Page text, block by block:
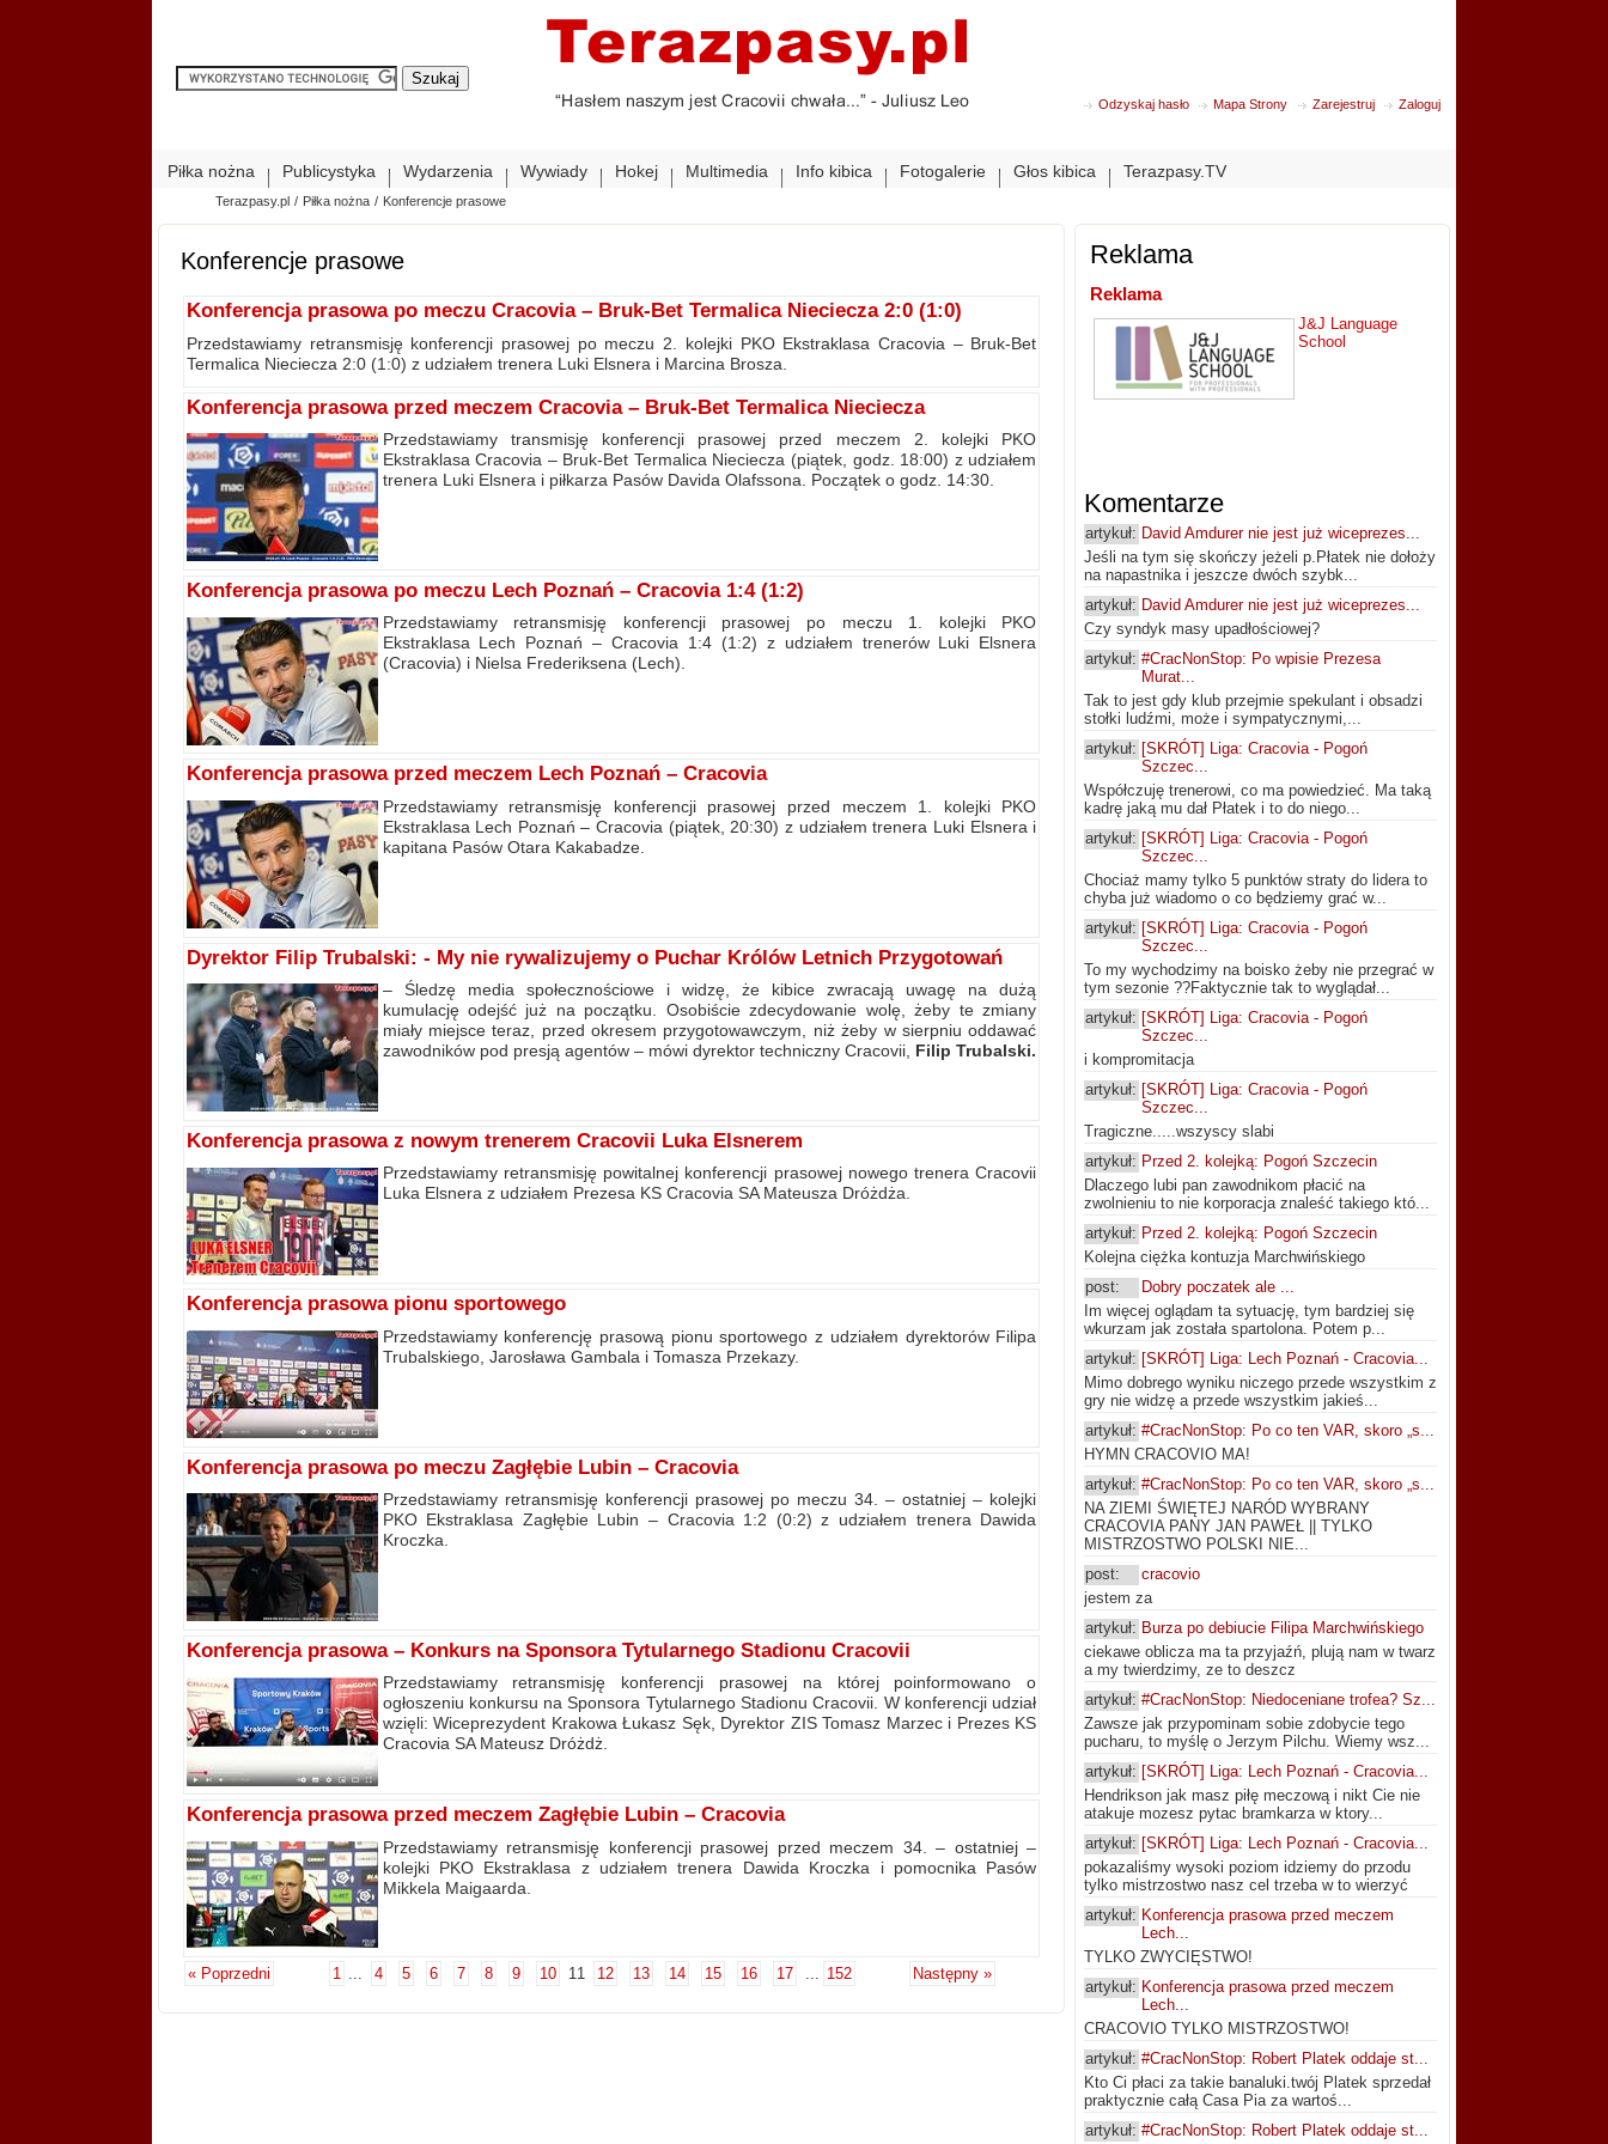
Odzyskaj hasło Mapa Strony Zarejestruj Zaloguj
Piłka nożna Publicystyka Wydarzenia Wywiady Hokej Multimedia Info kibica Fotogalerie Głos kibica Terazpasy.TV
Terazpasy.pl / Piłka nożna / Konferencje prasowe
Konferencje prasowe
Konferencja prasowa po meczu Cracovia – Bruk-Bet Termalica Nieciecza 2:0 (1:0)
Przedstawiamy retransmisję konferencji prasowej po meczu 2. kolejki PKO Ekstraklasa Cracovia – Bruk-Bet
Termalica Nieciecza 2:0 (1:0) z udziałem trenera Luki Elsnera i Marcina Brosza.
Konferencja prasowa przed meczem Cracovia – Bruk-Bet Termalica Nieciecza
Przedstawiamy transmisję konferencji prasowej przed meczem 2. kolejki PKO
Ekstraklasa Cracovia – Bruk-Bet Termalica Nieciecza (piątek, godz. 18:00) z udziałem
trenera Luki Elsnera i piłkarza Pasów Davida Olafssona. Początek o godz. 14:30.
Konferencja prasowa po meczu Lech Poznań – Cracovia 1:4 (1:2)
Przedstawiamy retransmisję konferencji prasowej po meczu 1. kolejki PKO
Ekstraklasa Lech Poznań – Cracovia 1:4 (1:2) z udziałem trenerów Luki Elsnera
(Cracovia) i Nielsa Frederiksena (Lech).
Konferencja prasowa przed meczem Lech Poznań – Cracovia
Przedstawiamy retransmisję konferencji prasowej przed meczem 1. kolejki PKO
Ekstraklasa Lech Poznań – Cracovia (piątek, 20:30) z udziałem trenera Luki Elsnera i
kapitana Pasów Otara Kakabadze.
Dyrektor Filip Trubalski: - My nie rywalizujemy o Puchar Królów Letnich Przygotowań
– Śledzę media społecznościowe i widzę, że kibice zwracają uwagę na dużą
kumulację odejść już na początku. Osobiście zdecydowanie wolę, żeby te zmiany
miały miejsce teraz, przed okresem przygotowawczym, niż żeby w sierpniu oddawać
zawodników pod presją agentów – mówi dyrektor techniczny Cracovii, Filip Trubalski.
Konferencja prasowa z nowym trenerem Cracovii Luka Elsnerem
Przedstawiamy retransmisję powitalnej konferencji prasowej nowego trenera Cracovii
Luka Elsnera z udziałem Prezesa KS Cracovia SA Mateusza Dróżdża.
Konferencja prasowa pionu sportowego
Przedstawiamy konferencję prasową pionu sportowego z udziałem dyrektorów Filipa
Trubalskiego, Jarosława Gambala i Tomasza Przekazy.
Konferencja prasowa po meczu Zagłębie Lubin – Cracovia
Przedstawiamy retransmisję konferencji prasowej po meczu 34. – ostatniej – kolejki
PKO Ekstraklasa Zagłębie Lubin – Cracovia 1:2 (0:2) z udziałem trenera Dawida
Kroczka.
Konferencja prasowa – Konkurs na Sponsora Tytularnego Stadionu Cracovii
Przedstawiamy retransmisję konferencji prasowej na której poinformowano o
ogłoszeniu konkursu na Sponsora Tytularnego Stadionu Cracovii. W konferencji udział
wzięli: Wiceprezydent Krakowa Łukasz Sęk, Dyrektor ZIS Tomasz Marzec i Prezes KS
Cracovia SA Mateusz Dróżdż.
Konferencja prasowa przed meczem Zagłębie Lubin – Cracovia
Przedstawiamy retransmisję konferencji prasowej przed meczem 34. – ostatniej –
kolejki PKO Ekstraklasa z udziałem trenera Dawida Kroczka i pomocnika Pasów
Mikkela Maigaarda.
« Poprzedni Następny »
1 ... 4 5 6 7 8 9 10 11 12 13 14 15 16 17 ... 152
Reklama
Reklama
J&J Language
School
Komentarze
artykuł: David Amdurer nie jest już wiceprezes...
Jeśli na tym się skończy jeżeli p.Płatek nie dołoży
na napastnika i jeszcze dwóch szybk...
artykuł: David Amdurer nie jest już wiceprezes...
Czy syndyk masy upadłościowej?
artykuł: #CracNonStop: Po wpisie Prezesa
Murat...
Tak to jest gdy klub przejmie spekulant i obsadzi
stołki ludźmi, może i sympatycznymi,...
artykuł: [SKRÓT] Liga: Cracovia - Pogoń
Szczec...
Współczuję trenerowi, co ma powiedzieć. Ma taką
kadrę jaką mu dał Płatek i to do niego...
artykuł: [SKRÓT] Liga: Cracovia - Pogoń
Szczec...
Chociaż mamy tylko 5 punktów straty do lidera to
chyba już wiadomo o co będziemy grać w...
artykuł: [SKRÓT] Liga: Cracovia - Pogoń
Szczec...
To my wychodzimy na boisko żeby nie przegrać w
tym sezonie ??Faktycznie tak to wyglądał...
artykuł: [SKRÓT] Liga: Cracovia - Pogoń
Szczec...
i kompromitacja
artykuł: [SKRÓT] Liga: Cracovia - Pogoń
Szczec...
Tragiczne.....wszyscy slabi
artykuł: Przed 2. kolejką: Pogoń Szczecin
Dlaczego lubi pan zawodnikom płacić na
zwolnieniu to nie korporacja znaleść takiego któ...
artykuł: Przed 2. kolejką: Pogoń Szczecin
Kolejna ciężka kontuzja Marchwińskiego
post:
Dobry poczatek ale ...
Im więcej oglądam ta sytuację, tym bardziej się
wkurzam jak została spartolona. Potem p...
artykuł: [SKRÓT] Liga: Lech Poznań - Cracovia...
Mimo dobrego wyniku niczego przede wszystkim z
gry nie widzę a przede wszystkim jakieś...
artykuł: #CracNonStop: Po co ten VAR, skoro „s...
HYMN CRACOVIO MA!
artykuł: #CracNonStop: Po co ten VAR, skoro „s...
NA ZIEMI ŚWIĘTEJ NARÓD WYBRANY
CRACOVIA PANY JAN PAWEŁ || TYLKO
MISTRZOSTWO POLSKI NIE...
post:
cracovio
jestem za
artykuł: Burza po debiucie Filipa Marchwińskiego
ciekawe oblicza ma ta przyjaźń, plują nam w twarz
a my twierdzimy, ze to deszcz
artykuł: #CracNonStop: Niedoceniane trofea? Sz...
Zawsze jak przypominam sobie zdobycie tego
pucharu, to myślę o Jerzym Pilchu. Wiemy wsz...
artykuł: [SKRÓT] Liga: Lech Poznań - Cracovia...
Hendrikson jak masz piłę meczową i nikt Cie nie
atakuje mozesz pytac bramkarza w ktory...
artykuł: [SKRÓT] Liga: Lech Poznań - Cracovia...
pokazaliśmy wysoki poziom idziemy do przodu
tylko mistrzostwo nasz cel trzeba w to wierzyć
artykuł: Konferencja prasowa przed meczem
Lech...
TYLKO ZWYCIĘSTWO!
artykuł: Konferencja prasowa przed meczem
Lech...
CRACOVIO TYLKO MISTRZOSTWO!
artykuł: #CracNonStop: Robert Platek oddaje st...
Kto Ci płaci za takie banaluki.twój Platek sprzedał
praktycznie całą Casa Pia za wartoś...
artykuł: #CracNonStop: Robert Platek oddaje st...